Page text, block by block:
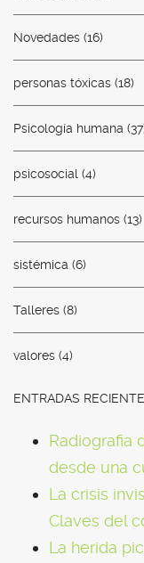
Novedades (16)
personas tóxicas (18)
Psicología humana
psicosocial (4)
recursos humanos (13)
sistémica (6)
Talleres (8)
valores (4)
ENTRADAS
Radiografia
desde una
La crisis
Claves del
La herida